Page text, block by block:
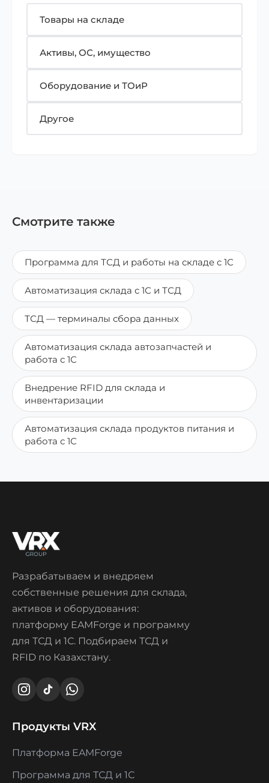
Товары на складе
Активы, ОС, имущество
Оборудование и ТОиР
Другое
Смотрите также
Программа для ТСД и работы на складе с 1С
Автоматизация склада с 1С и ТСД
ТСД — терминалы сбора данных
Автоматизация склада автозапчастей и
работа с 1С
Внедрение RFID для склада и
инвентаризации
Автоматизация склада продуктов питания и
работа с 1С
Разрабатываем и внедряем
собственные решения для склада,
активов и оборудования:
платформу EAMForge и программу
для ТСД и 1С. Подбираем ТСД и
RFID по Казахстану.
Продукты VRX
Платформа EAMForge
Программа для ТСД и 1С